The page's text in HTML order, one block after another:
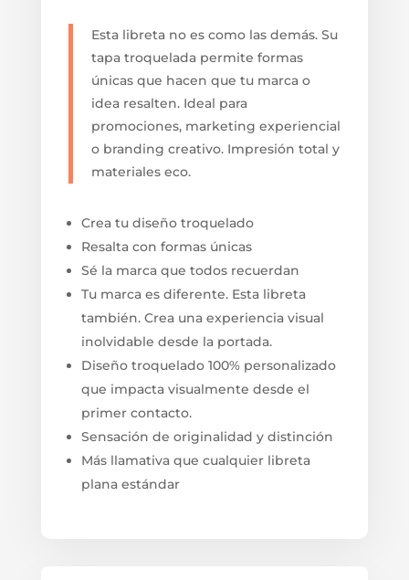
Esta libreta no es como las demás. Su
tapa troquelada permite formas
únicas que hacen que tu marca o
idea resalten. Ideal para
promociones, marketing experiencial
o branding creativo. Impresión total y
materiales eco.
Crea tu diseño troquelado
Resalta con formas únicas
Sé la marca que todos recuerdan
Tu marca es diferente. Esta libreta
también. Crea una experiencia visual
inolvidable desde la portada.
Diseño troquelado 100% personalizado
que impacta visualmente desde el
primer contacto.
Sensación de originalidad y distinción
Más llamativa que cualquier libreta
plana estándar